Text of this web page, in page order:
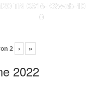
TN 0816-KSweb-10
0
2 › »
2022